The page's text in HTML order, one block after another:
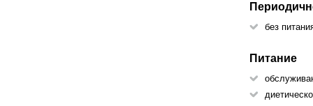
без
Питание